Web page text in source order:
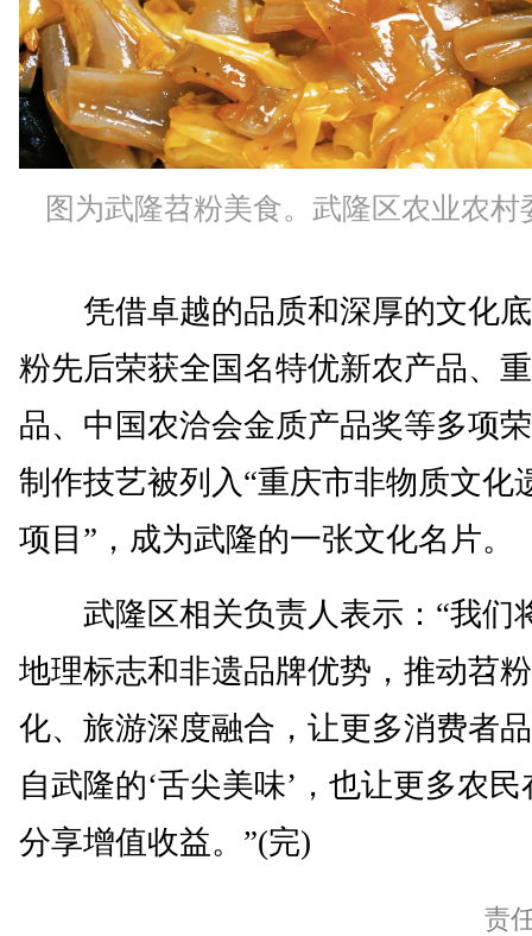
图为武隆苕粉美食。武隆区农业农村
凭借卓越的品质和深厚的文化底
粉先后荣获全国名特优新农产品、
品、中国农洽会金质产品奖等多项
制作技艺被列入“重庆市非物质文化
项目”，成为武隆的一张文化名片。
武隆区相关负责人表示：“我们
地理标志和非遗品牌优势，推动苕
化、旅游深度融合，让更多消费者
自武隆的‘舌尖美味’，也让更多农
分享增值收益。”(完)
责